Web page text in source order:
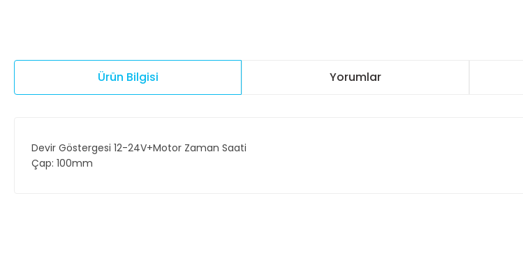
Ürün Bilgisi Yorumlar
Devir Göstergesi 12-24V+Motor Zaman Saati
Çap: 100mm